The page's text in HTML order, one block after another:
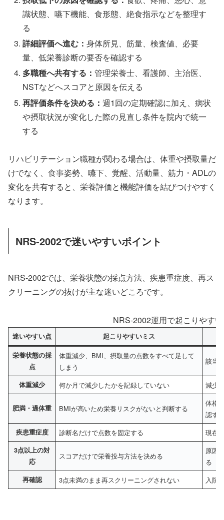
識状態、嚥下機能、食形態、絶食指示などを整理す
る
詳細評価へ進む：身体所見、筋量、検査値、必要
量、低栄養診断の要否を確認する
多職種へ共有する：管理栄養士、看護師、主治医、
NSTなどへスコアと原因を伝える
再評価条件を決める：週1回の定期確認に加え、病状
や摂取状況が変化した際の見直し条件を院内で統一
する
リハビリテーション職種が関わる場合は、体重や摂取量だ
けでなく、食事姿勢、嚥下、覚醒、活動量、筋力・ADLの
変化を共有すると、栄養評価と機能評価を結びつけやすく
なります。
NRS-2002で迷いやすいポイント
NRS-2002では、栄養状態の採点方法、疾患重症度、再ス
クリーニングの抜けが主な迷いどころです。
NRS-2002運用で起こりやす
迷いやすい点 起こりやすいミス
栄養状態の採
点
体重減少、BMI、摂取量の点数をすべて足して
しまう
該当
体重減少 何か月で減少したかを記録していない 減少
肥満・過体重 BMIが高いため栄養リスクがないと判断する
体格
認す
疾患重症度 診断名だけで点数を固定する 現在
3点以上の対
応
スコアだけで栄養投与方法を決める
原因
る
再確認 3点未満のまま再スクリーニングされない 入院